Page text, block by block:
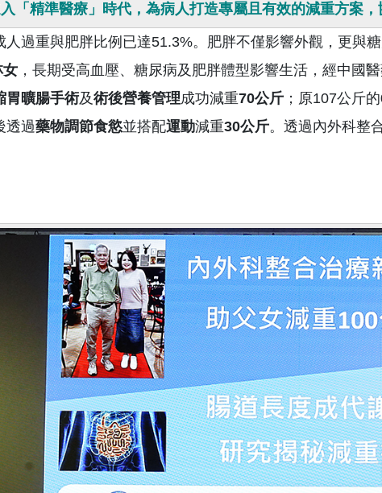
「精準醫療」時代，為病人打造專屬且有效的減重方案，
過重與肥胖比例已達51.3%。肥胖不僅影響外觀，更與
女 ，長期受高血壓、糖尿病及肥胖體型影響生活，經中國
胃曠腸手術及術後營養管理成功減重70公斤 ；原107公斤的
透過藥物調節食慾並搭配運動減重30公斤。透過內外科整